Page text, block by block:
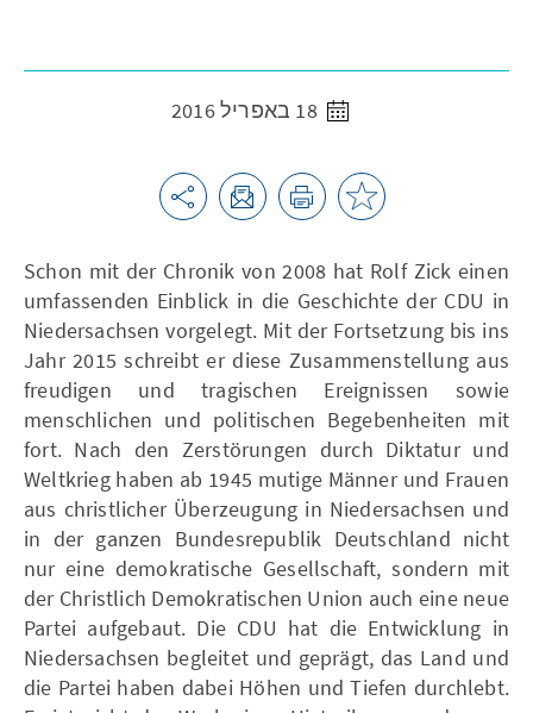
18 באפריל 2016
Schon mit der Chronik von 2008 hat Rolf Zick einen
umfassenden Einblick in die Geschichte der CDU in
Niedersachsen vorgelegt. Mit der Fortsetzung bis ins
Jahr 2015 schreibt er diese Zusammenstellung aus
freudigen und tragischen Ereignissen sowie
menschlichen und politischen Begebenheiten mit
fort. Nach den Zerstörungen durch Diktatur und
Weltkrieg haben ab 1945 mutige Männer und Frauen
aus christlicher Überzeugung in Niedersachsen und
in der ganzen Bundesrepublik Deutschland nicht
nur eine demokratische Gesellschaft, sondern mit
der Christlich Demokratischen Union auch eine neue
Partei aufgebaut. Die CDU hat die Entwicklung in
Niedersachsen begleitet und geprägt, das Land und
die Partei haben dabei Höhen und Tiefen durchlebt.